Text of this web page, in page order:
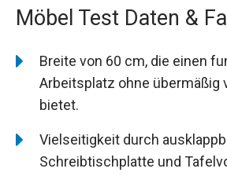
Möbel Test Daten &
Breite von 60 cm, die einen
Arbeitsplatz ohne übermäßig
bietet.
Vielseitigkeit durch
Schreibtischplatte und